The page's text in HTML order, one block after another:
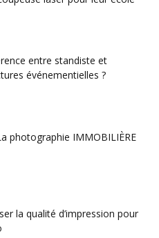
entre standiste et
événementielles ?
photographie IMMOBILIÈRE
la qualité d’impression pour